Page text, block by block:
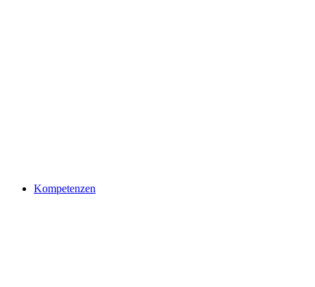
Kompetenzen